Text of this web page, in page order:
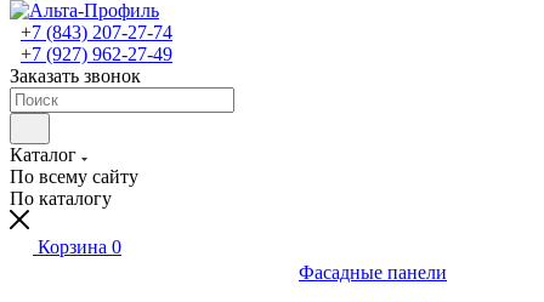
+7 (843) 207-27-74
+7 (927) 962-27-49
Заказать звонок
Каталог
По всему сайту
По каталогу
Корзина 0
Фасадные панели